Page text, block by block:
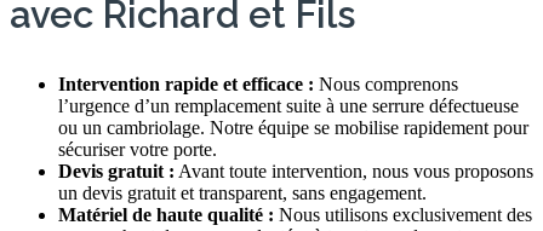
avec Richard et Fils
Intervention rapide et efficace : Nous comprenons
l’urgence d’un remplacement suite à une serrure défectueuse
ou un cambriolage. Notre équipe se mobilise rapidement pour
sécuriser votre porte.
Devis gratuit : Avant toute intervention, nous vous proposons
un devis gratuit et transparent, sans engagement.
Matériel de haute qualité : Nous utilisons exclusivement des